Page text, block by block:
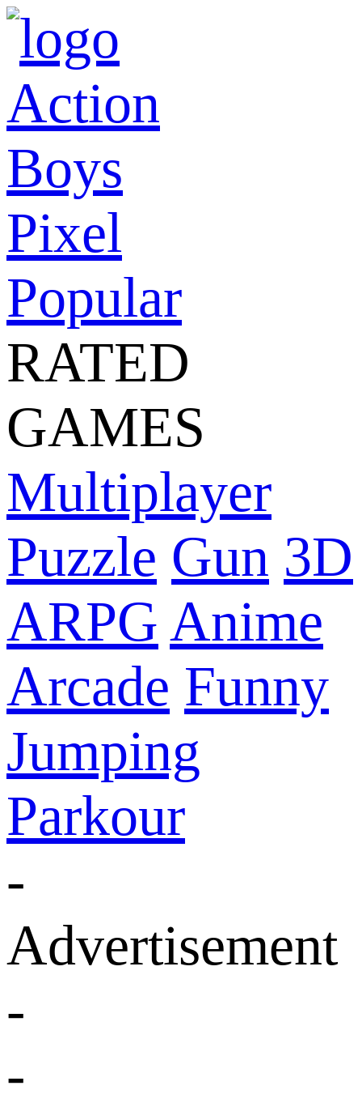
Action
Boys
Pixel
Popular
RATED
GAMES
Multiplayer
Puzzle Gun 3D
ARPG Anime
Arcade Funny
Jumping
Parkour
-
Advertisement
-
-